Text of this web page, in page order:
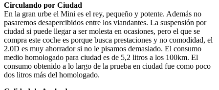
Circulando por Ciudad
En la gran urbe el Mini es el rey, pequeño y potente. Además no
pasaremos desapercibidos entre los viandantes. La suspensión por
ciudad si puede llegar a ser molesta en ocasiones, pero el que se
compra este coche es porque busca prestaciones y no comodidad, el
2.0D es muy ahorrador si no le pisamos demasiado. El consumo
medio homologado para ciudad es de 5,2 litros a los 100km. El
consumo obtenido a lo largo de la prueba en ciudad fue como poco
dos litros más del homologado.